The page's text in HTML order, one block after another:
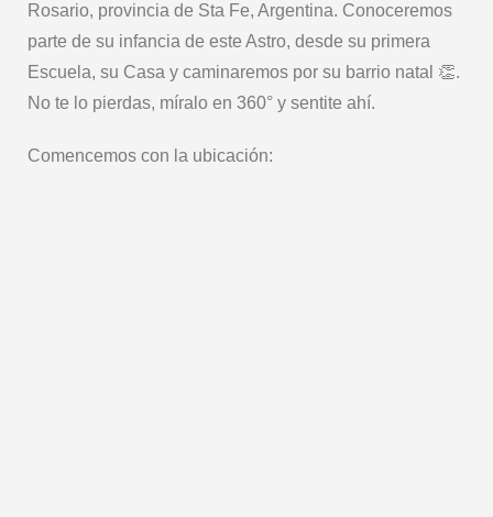
Rosario, provincia de Sta Fe, Argentina. Conoceremos
parte de su infancia de este Astro, desde su primera
Escuela, su Casa y caminaremos por su barrio natal 👏.
No te lo pierdas, míralo en 360° y sentite ahí.
Comencemos con la ubicación: